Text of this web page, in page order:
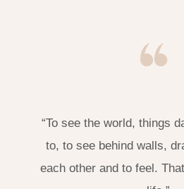
“To see the world, things
to, to see behind walls,
each other and to feel.